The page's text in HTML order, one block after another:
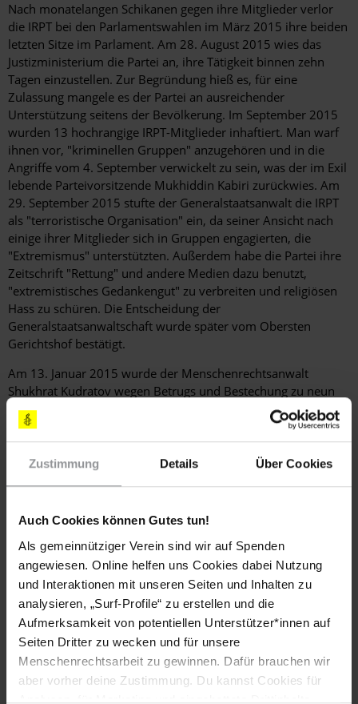
Zustimmung Details Über Cookies
Auch Cookies können Gutes tun!
Als gemeinnütziger Verein sind wir auf Spenden
angewiesen. Online helfen uns Cookies dabei Nutzung
und Interaktionen mit unseren Seiten und Inhalten zu
analysieren, „Surf-Profile“ zu erstellen und die
Aufmerksamkeit von potentiellen Unterstützer*innen auf
Seiten Dritter zu wecken und für unsere
Menschenrechtsarbeit zu gewinnen. Dafür brauchen wir
aber vorher deine Zustimmung. Du kannst Cookies für
Analysen, für Marketing und eingebettete Drittinhalte
Nach monatelangen Schikanen gegen ihre Mitglieder verlor
die IRPT bei den Parlamentswahlen im März 2015 ihre beiden
letzten Sitze im Parlament. Am 28. August 2015 wies das
Justizministerium die Partei an, ihre Tätigkeit binnen zehn
Tagen einzustellen. Zur Begründung hieß es, für eine
Zulassung mangele es der Partei an ausreichender
Unterstützung seitens der Bevölkerung. Im September 2015
wurden 13 hochrangige IRPT-Mitglieder inhaftiert. Man warf
ihnen vor, "kriminellen Gruppen" anzugehören und in die
Angriffe vom 4. September verwickelt zu sein, was der im Exil
lebende Parteivorsitzende Mukhiddin Kabiri zurückwies. Am
29. September 2015 stufte der Generalstaatsanwalt die IRPT
als "terroristische Organisation" ein, da seiner Ansicht nach
einige ihrer Mitglieder sich in Gruppen engagierten, die
"Extremismus" unterstützten. Außerdem habe die Partei ihre
Zeitschrift "Rettung" und andere Medien dazu benutzt,
"extremistisches Gedankengut" zu verbreiten und religiösen
Hass zu schüren. Die Entscheidung der
Generalstaatsanwaltschaft wurde später vom Obersten
Gerichtshof bestätigt.
Am 13. Januar 2015 wurde der Menschenrechtsanwalt
Shukhrat Kudratov wegen Betrugs und Bestechung zu neun
Jahren Haft verurteilt. Er erklärte, die Vorwürfe seien politisch
motiviert und stünden in Zusammenhang mit seiner
Beteiligung an der Verteidigung des Oppositionellen und
ehemaligen Energieministers Zaid Saidov, der 2013 zu 26
der inhaftierte IRPT-Mitglieder vertrat, und erhob Betrugs-
Verstoß gegen das tadschikische Recht, Unterlagen zu den
IRPT-Verfahren beschlagnahmt.
Folter und andere Misshandlungen
Trotz der Verabschiedung eines Handlungsplans zur
Umsetzung von Empfehlungen des UN-Ausschusses gegen
Folter im Jahr 2013 waren Folter und andere Misshandlungen